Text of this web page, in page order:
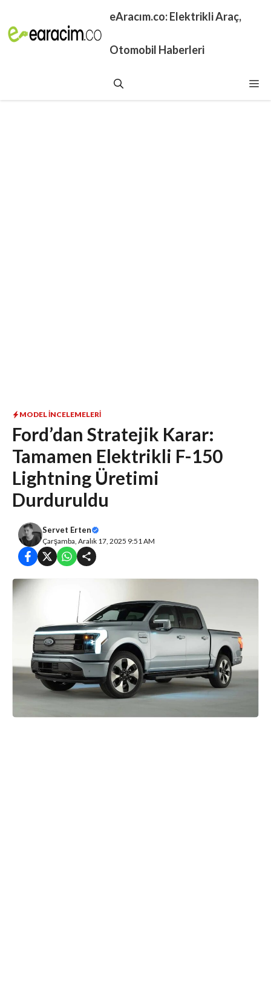
eAracım.co: Elektrikli Araç,
Otomobil Haberleri
MODEL İNCELEMELERI
Ford’dan Stratejik Karar:
Tamamen Elektrikli F-150
Lightning Üretimi
Durduruldu
Servet Erten
Çarşamba, Aralık 17, 2025 9:51 AM